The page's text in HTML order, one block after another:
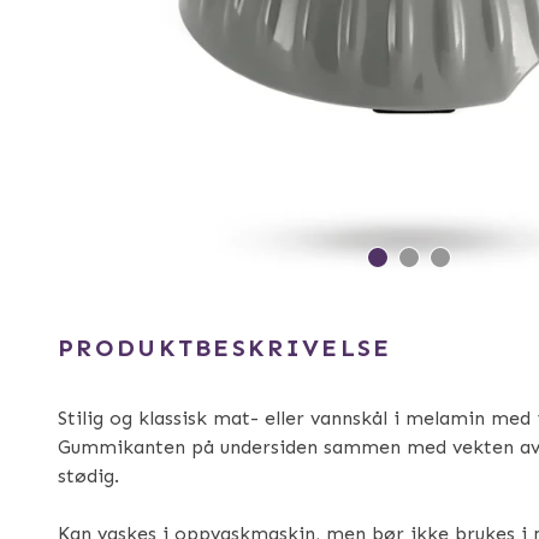
PRODUKTBESKRIVELSE
Stilig og klassisk mat- eller vannskål i melamin
Gummikanten på undersiden sammen med vekten
stødig.
Kan vaskes i oppvaskmaskin, men bør ikke brukes i